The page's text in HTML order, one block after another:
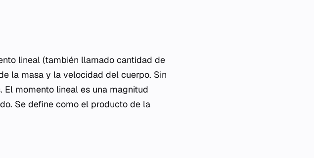
lineal (también llamado cantidad de
la masa y la velocidad del cuerpo. Sin
momento lineal es una magnitud
Se define como el producto de la